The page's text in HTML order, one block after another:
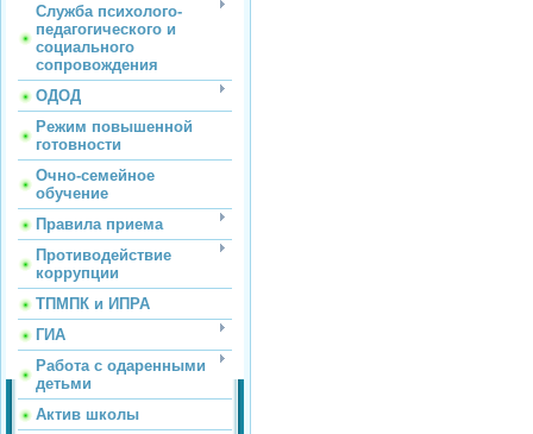
Служба психолого-
педагогического и
социального
сопровождения
ОДОД
Режим повышенной
готовности
Очно-семейное
обучение
Правила приема
Противодействие
коррупции
ТПМПК и ИПРА
ГИА
Работа с одаренными
детьми
Актив школы